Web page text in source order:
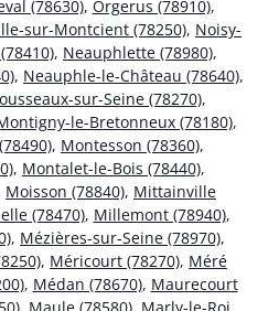
(78630), Orgerus (78910),
sur-Montcient (78250), Noisy-
, Neauphlette (78980),
, Neauphle-le-Château (78640),
sur-Seine (78270),
le-Bretonneux (78180),
, Montesson (78360),
, Montalet-le-Bois (78440),
Moisson (78840), Mittainville
(78470), Millemont (78940),
, Mézières-sur-Seine (78970),
, Méricourt (78270), Méré
, Médan (78670), Maurecourt